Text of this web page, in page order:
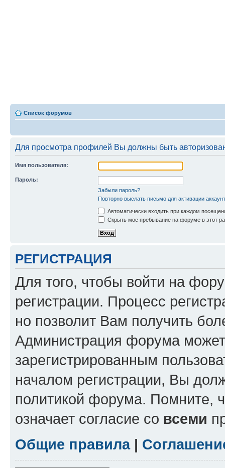
Список форумов
Для просмотра профилей Вы должны быть
Имя пользователя:
Пароль:
Забыли пароль?
Повторно выслать письмо для активации
Автоматически входить при каждом
Скрыть мое пребывание на форуме в этот
РЕГИСТРАЦИЯ
Для того, чтобы войти на
регистрации. Процесс
но позволит Вам получить
Администрация форума может
зарегистрированным
началом регистрации, Вы
политикой форума. Помните,
означает согласие со всеми
Общие правила|